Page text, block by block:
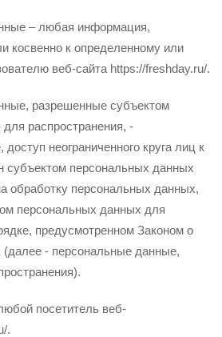
– любая информация,
косвенно к определенному или
веб-сайта https://freshday.ru/.
разрешенные субъектом
распространения, -
неограниченного круга лиц к
субъектом персональных данных
обработку персональных данных,
персональных данных для
предусмотренном Законом о
- персональные данные,
посетитель веб-
.